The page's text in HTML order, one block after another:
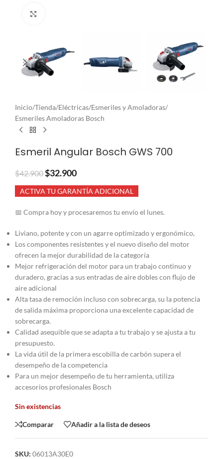
Inicio/Tienda/Eléctricas/Esmeriles y Amoladoras/
Esmeriles Amoladoras Bosch
Esmeril Angular Bosch GWS 700
$42.900$32.900
ACTIVA TU GARANTÍA ADICIONAL
📅 Compra hoy y procesaremos tu envío el lunes.
Liviano, potente y con un agarre optimizado y ergonómico,
Los componentes resistentes y el nuevo diseño del motor
ofrecen la mejor durabilidad de la categoría
Mejor refrigeración del motor para un trabajo continuo y
duradero, gracias a sus entradas de aire dobles con flujo de
aire adicional
Alta tasa de remoción incluso con sobrecarga, su la potencia
de salida máxima proporciona una excelente capacidad de
sobrecarga.
Calidad asequible que se adapta a tu trabajo y se ajusta a tu
presupuesto.
La vida útil de la primera escobilla de carbón supera el
desempeño de la competencia
Para un mejor desempeño de tu herramienta, utiliza
accesorios profesionales Bosch
Sin existencias
Comparar Añadir a la lista de deseos
SKU: 06013A30E0